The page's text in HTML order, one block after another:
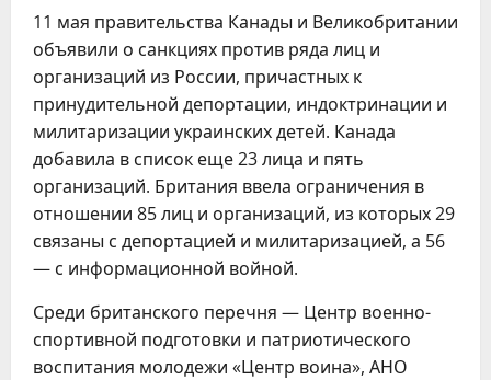
11 мая правительства Канады и Великобритании
объявили о санкциях против ряда лиц и
организаций из России, причастных к
принудительной депортации, индоктринации и
милитаризации украинских детей. Канада
добавила в список еще 23 лица и пять
организаций. Британия ввела ограничения в
отношении 85 лиц и организаций, из которых 29
связаны с депортацией и милитаризацией, а 56
— с информационной войной.
Среди британского перечня — Центр военно-
спортивной подготовки и патриотического
воспитания молодежи «Центр воина», АНО